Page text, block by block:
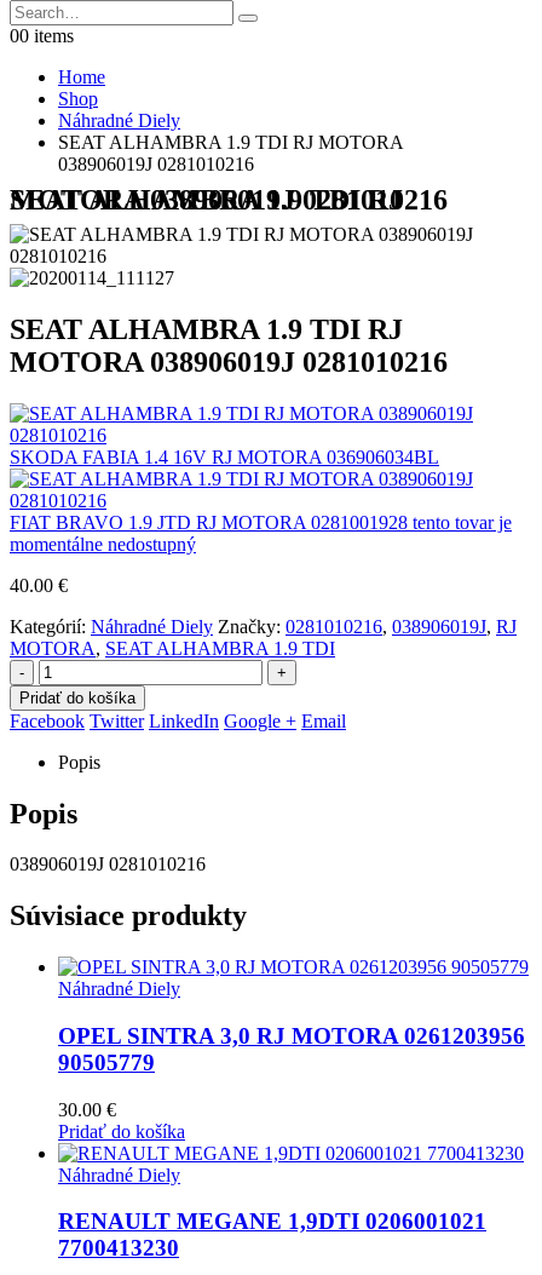
00 items
Home
Shop
Náhradné Diely
SEAT ALHAMBRA 1.9 TDI RJ MOTORA
038906019J 0281010216
SEAT ALHAMBRA 1.9 TDI RJ MOTORA 038906019J 0281010216
SEAT ALHAMBRA 1.9 TDI RJ
MOTORA 038906019J 0281010216
SKODA FABIA 1.4 16V RJ MOTORA 036906034BL
FIAT BRAVO 1.9 JTD RJ MOTORA 0281001928 tento tovar je
momentálne nedostupný
40.00 €
Kategórií: Náhradné Diely Značky: 0281010216, 038906019J, RJ
MOTORA, SEAT ALHAMBRA 1.9 TDI
-
+
Pridať do košíka
Facebook Twitter LinkedIn Google + Email
Popis
Popis
038906019J 0281010216
Súvisiace produkty
Náhradné Diely
OPEL SINTRA 3,0 RJ MOTORA 0261203956
90505779
30.00 €
Pridať do košíka
Náhradné Diely
RENAULT MEGANE 1,9DTI 0206001021
7700413230